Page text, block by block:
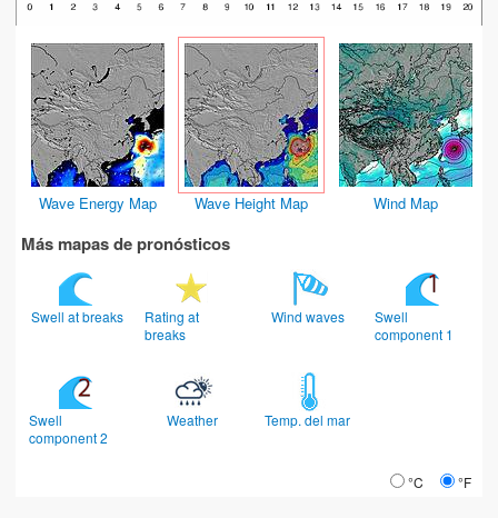
Wave Energy Map Wave Height Map Wind Map
Más mapas de pronósticos
Swell at breaks
Rating at
breaks
Wind waves
Swell
component 1
Swell
component 2
Weather Temp. del mar
°C °F